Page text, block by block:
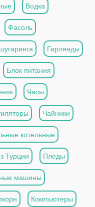
Водка
Фасоль
Гирлянды
Блок питания
Часы
Чайники
котельные
Турции Пледы
машины
Компьютеры